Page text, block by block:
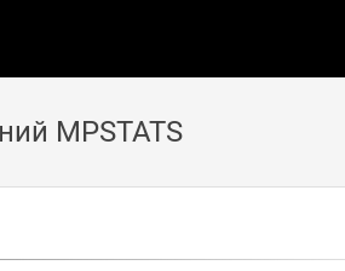
MPSTATS